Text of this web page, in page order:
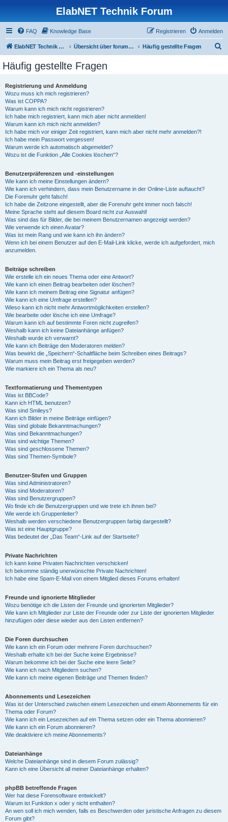
ElabNET Technik Forum
FAQ Knowledge Base Anmelden
Registrieren
ElabNET Technik Forum Übersicht über forum.timberwolf.io Häufig gestellte Fragen
Häufig gestellte Fragen
Registrierung und Anmeldung
Wozu muss ich mich registrieren?
Was ist COPPA?
Warum kann ich mich nicht registrieren?
Ich habe mich registriert, kann mich aber nicht anmelden!
Warum kann ich mich nicht anmelden?
Ich habe mich vor einiger Zeit registriert, kann mich aber nicht mehr anmelden?!
Ich habe mein Passwort vergessen!
Warum werde ich automatisch abgemeldet?
Wozu ist die Funktion „Alle Cookies löschen“?
Benutzerpräferenzen und -einstellungen
Wie kann ich meine Einstellungen ändern?
Wie kann ich verhindern, dass mein Benutzername in der Online-Liste auftaucht?
Die Forenuhr geht falsch!
Ich habe die Zeitzone eingestellt, aber die Forenuhr geht immer noch falsch!
Meine Sprache steht auf diesem Board nicht zur Auswahl!
Was sind das für Bilder, die bei meinem Benutzernamen angezeigt werden?
Wie verwende ich einen Avatar?
Was ist mein Rang und wie kann ich ihn ändern?
Wenn ich bei einem Benutzer auf den E-Mail-Link klicke, werde ich aufgefordert, mich
anzumelden.
Beiträge schreiben
Wie erstelle ich ein neues Thema oder eine Antwort?
Wie kann ich einen Beitrag bearbeiten oder löschen?
Wie kann ich meinem Beitrag eine Signatur anfügen?
Wie kann ich eine Umfrage erstellen?
Wieso kann ich nicht mehr Antwortmöglichkeiten erstellen?
Wie bearbeite oder lösche ich eine Umfrage?
Warum kann ich auf bestimmte Foren nicht zugreifen?
Weshalb kann ich keine Dateianhänge anfügen?
Weshalb wurde ich verwarnt?
Wie kann ich Beiträge den Moderatoren melden?
Was bewirkt die „Speichern“-Schaltfläche beim Schreiben eines Beitrags?
Warum muss mein Beitrag erst freigegeben werden?
Wie markiere ich ein Thema als neu?
Textformatierung und Thementypen
Was ist BBCode?
Kann ich HTML benutzen?
Was sind Smileys?
Kann ich Bilder in meine Beiträge einfügen?
Was sind globale Bekanntmachungen?
Was sind Bekanntmachungen?
Was sind wichtige Themen?
Was sind geschlossene Themen?
Was sind Themen-Symbole?
Benutzer-Stufen und Gruppen
Was sind Administratoren?
Was sind Moderatoren?
Was sind Benutzergruppen?
Wo finde ich die Benutzergruppen und wie trete ich ihnen bei?
Wie werde ich Gruppenleiter?
Weshalb werden verschiedene Benutzergruppen farbig dargestellt?
Was ist eine Hauptgruppe?
Was bedeutet der „Das Team“-Link auf der Startseite?
Private Nachrichten
Ich kann keine Privaten Nachrichten verschicken!
Ich bekomme ständig unerwünschte Private Nachrichten!
Ich habe eine Spam-E-Mail von einem Mitglied dieses Forums erhalten!
Freunde und ignorierte Mitglieder
Wozu benötige ich die Listen der Freunde und ignorierten Mitglieder?
Wie kann ich Mitglieder zur Liste der Freunde oder zur Liste der ignorierten Mitglieder
hinzufügen oder diese wieder aus den Listen entfernen?
Die Foren durchsuchen
Wie kann ich ein Forum oder mehrere Foren durchsuchen?
Weshalb erhalte ich bei der Suche keine Ergebnisse?
Warum bekomme ich bei der Suche eine leere Seite?
Wie kann ich nach Mitgliedern suchen?
Wie kann ich meine eigenen Beiträge und Themen finden?
Abonnements und Lesezeichen
Was ist der Unterschied zwischen einem Lesezeichen und einem Abonnements für ein
Thema oder Forum?
Wie kann ich ein Lesezeichen auf ein Thema setzen oder ein Thema abonnieren?
Wie kann ich ein Forum abonnieren?
Wie deaktiviere ich meine Abonnements?
Dateianhänge
Welche Dateianhänge sind in diesem Forum zulässig?
Kann ich eine Übersicht all meiner Dateianhänge erhalten?
phpBB betreffende Fragen
Wer hat diese Forensoftware entwickelt?
Warum ist Funktion x oder y nicht enthalten?
An wen soll ich mich wenden, falls es Beschwerden oder juristische Anfragen zu diesem
Forum gibt?